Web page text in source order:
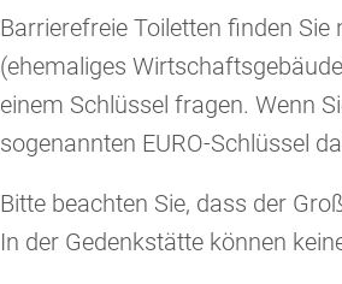
Barrierefreie Toiletten finden
(ehemaliges
einem Schlüssel fragen. Wenn
sogenannten EURO-Schlüssel
Bitte beachten Sie, dass der
In der Gedenkstätte können